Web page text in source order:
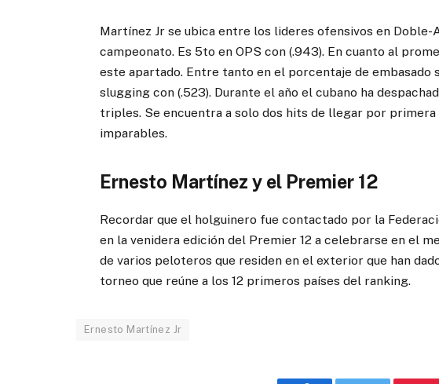
Martínez Jr se ubica entre los lideres ofensivos en Doble-
campeonato. Es 5to en OPS con (.943). En cuanto al
este apartado. Entre tanto en el porcentaje de embasado
slugging con (.523). Durante el año el cubano ha
triples. Se encuentra a solo dos hits de llegar por primera
imparables.
Ernesto Martínez y el Premier 12
Recordar que el holguinero fue contactado por la
en la venidera edición del Premier 12 a celebrarse en el
de varios peloteros que residen en el exterior que han
torneo que reúne a los 12 primeros países del ranking.
Ernesto Martínez Jr